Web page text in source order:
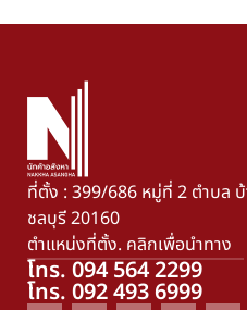
ที่ตั้ง : 399/686 หมู่ที่ 2 ตำบล
ชลบุรี 20160
ตำแหน่งที่ตั้ง. คลิกเพื่อนำทาง
โทร. 094 564 2299
โทร. 092 493 6999